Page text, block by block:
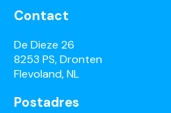
Contact
De Dieze 26
8253 PS, Dronten
Flevoland, NL
Postadres